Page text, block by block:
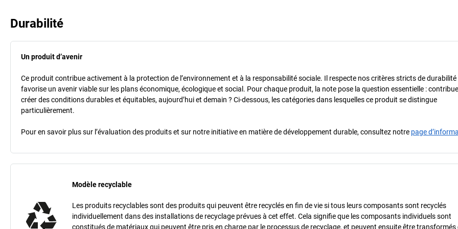
Durabilité
Un produit d’avenir
Ce produit contribue activement à la protection de l’environnement et à la responsabilité sociale. Il respecte nos critères stricts de durabilité
favorise un avenir viable sur les plans économique, écologique et social. Pour chaque produit, la note pose la question essentielle :
créer des conditions durables et équitables, aujourd’hui et demain ? Ci-dessous, les catégories dans lesquelles ce produit se distingue
particulièrement.
Pour en savoir plus sur l’évaluation des produits et sur notre initiative en matière de développement durable, consultez notre page
Modèle recyclable
Les produits recyclables sont des produits qui peuvent être recyclés en fin de vie si tous leurs composants sont recyclés
individuellement dans des installations de recyclage prévues à cet effet. Cela signifie que les composants individuels sont
constitués de matériaux qui peuvent être pris en charge par le processus de recyclage, et peuvent ensuite être transformés